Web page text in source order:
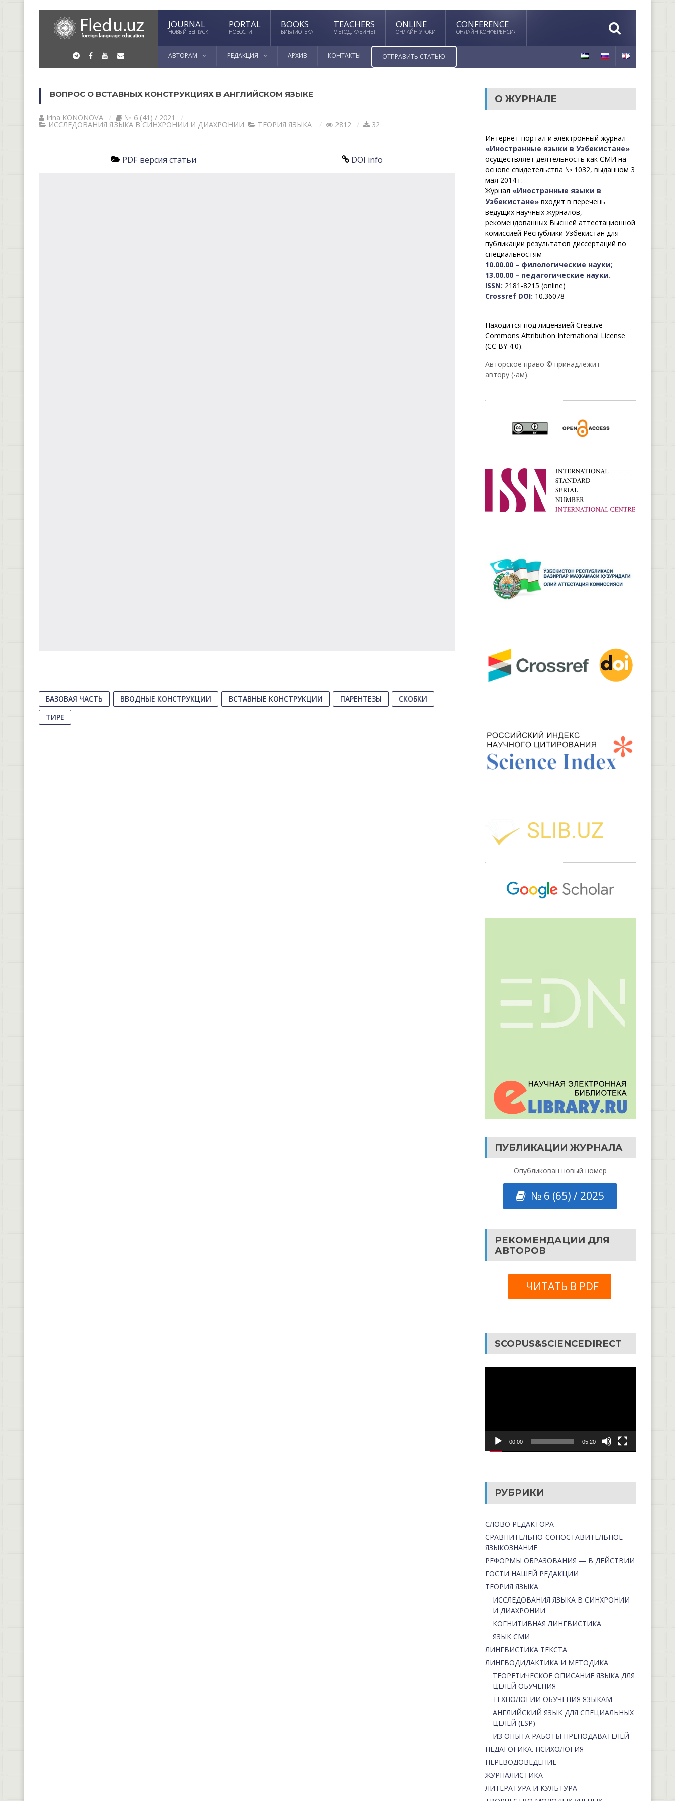
JOURNAL
НОВЫЙ ВЫПУСК
PORTAL
НОВОСТИ
BOOKS
БИБЛИОТЕКА
TEACHERS
МЕТОД. КАБИНЕТ
ONLINE
ОНЛАЙН-УРОКИ
CONFERENCE
ОНЛАЙН КОНФЕРЕНСИЯ
АВТОРАМ РЕДАКЦИЯ АРХИВ КОНТАКТЫ ОТПРАВИТЬ СТАТЬЮ
ВОПРОС О ВСТАВНЫХ КОНСТРУКЦИЯХ В АНГЛИЙСКОМ ЯЗЫКЕ
Irina KONONOVА № 6 (41) / 2021
ИССЛЕДОВАНИЯ ЯЗЫКА В СИНХРОНИИ И ДИАХРОНИИ ТЕОРИЯ ЯЗЫКА 2812 32
PDF версия статьи DOI info
БАЗОВАЯ ЧАСТЬ ВВОДНЫЕ КОНСТРУКЦИИ ВСТАВНЫЕ КОНСТРУКЦИИ ПАРЕНТЕЗЫ
СКОБКИ
ТИРЕ
О ЖУРНАЛЕ
Интернет-портал и электронный журнал
«Иностранные языки в Узбекистане»
осуществляет деятельность как СМИ на
основе свидетельства № 1032, выданном 3
мая 2014 г.
Журнал «Иностранные языки в
Узбекистане»входит в перечень
ведущих научных журналов,
рекомендованных Высшей аттестационной
комиссией Республики Узбекистан для
публикации результатов диссертаций по
специальностям
10.00.00 – филологические науки;
13.00.00 – педагогические науки.
ISSN: 2181-8215 (online)
Crossref DOI: 10.36078
Находится под лицензией Creative
Commons Attribution International License
(CC BY 4.0).
Авторское право © принадлежит
автору (-ам).
ПУБЛИКАЦИИ ЖУРНАЛА
Опубликован новый номер
№ 6 (65) / 2025
РЕКОМЕНДАЦИИ ДЛЯ
АВТОРОВ
ЧИТАТЬ В PDF
SCOPUS&SCIENCEDIRECT
00:00 05:20
РУБРИКИ
СЛОВО РЕДАКТОРА
СРАВНИТЕЛЬНО-СОПОСТАВИТЕЛЬНОЕ
ЯЗЫКОЗНАНИЕ
РЕФОРМЫ ОБРАЗОВАНИЯ — В ДЕЙСТВИИ
ГОСТИ НАШЕЙ РЕДАКЦИИ
ТЕОРИЯ ЯЗЫКА
ИССЛЕДОВАНИЯ ЯЗЫКА В СИНХРОНИИ
И ДИАХРОНИИ
КОГНИТИВНАЯ ЛИНГВИСТИКА
ЯЗЫК СМИ
ЛИНГВИСТИКА ТЕКСТА
ЛИНГВОДИДАКТИКА И МЕТОДИКА
ТЕОРЕТИЧЕСКОЕ ОПИСАНИЕ ЯЗЫКА ДЛЯ
ЦЕЛЕЙ ОБУЧЕНИЯ
ТЕХНОЛОГИИ ОБУЧЕНИЯ ЯЗЫКАМ
АНГЛИЙСКИЙ ЯЗЫК ДЛЯ СПЕЦИАЛЬНЫХ
ЦЕЛЕЙ (ESP)
ИЗ ОПЫТА РАБОТЫ ПРЕПОДАВАТЕЛЕЙ
ПЕДАГОГИКА. ПСИХОЛОГИЯ
ПЕРЕВОДОВЕДЕНИЕ
ЖУРНАЛИСТИКА
ЛИТЕРАТУРА И КУЛЬТУРА